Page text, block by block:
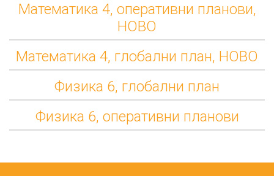
Математика 4, оперативни планови,
НОВО
Математика 4, глобални план, НОВО
Физика 6, глобални план
Физика 6, оперативни планови